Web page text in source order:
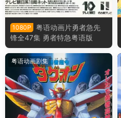
1080P
粤语动画片勇者急先
锋全47集 勇者特急粤语版
粤语动画剧集